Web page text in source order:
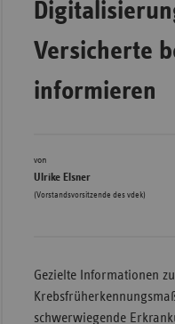
Versicherte
informieren
von
Ulrike Elsner
(Vorstandsvorsitzende des vdek)
Gezielte Informationen
schwerwiegende